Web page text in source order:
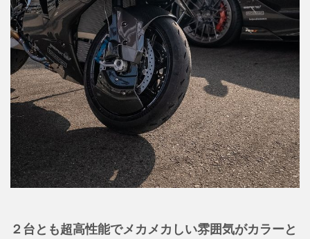
２台とも超高性能でメカメカしい雰囲気がカラーと